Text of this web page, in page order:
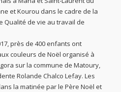
et Kourou dans le cadre de la
Qualité de vie au travail de
près de 400 enfants ont
couleurs de Noël organisé à
sur la commune de Matoury,
Rolande Chalco Lefay. Les
la matinée par le Père Noël et